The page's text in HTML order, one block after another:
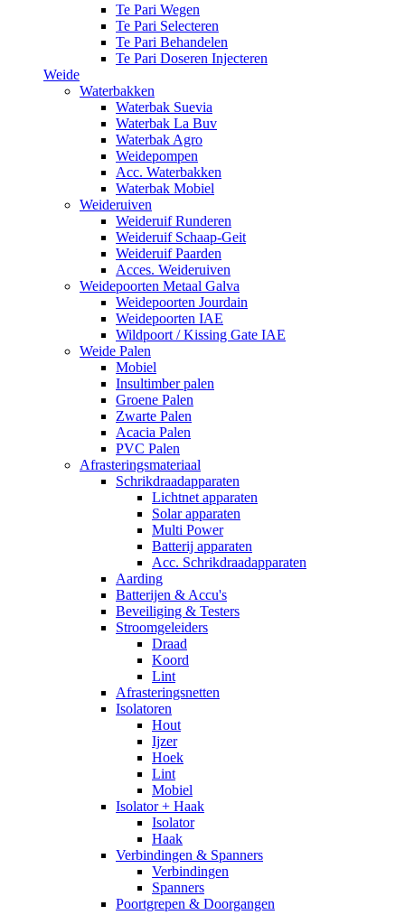
Te Pari Wegen
Te Pari Selecteren
Te Pari Behandelen
Te Pari Doseren Injecteren
Weide
Waterbakken
Waterbak Suevia
Waterbak La Buv
Waterbak Agro
Weidepompen
Acc. Waterbakken
Waterbak Mobiel
Weideruiven
Weideruif Runderen
Weideruif Schaap-Geit
Weideruif Paarden
Acces. Weideruiven
Weidepoorten Metaal Galva
Weidepoorten Jourdain
Weidepoorten IAE
Wildpoort / Kissing Gate IAE
Weide Palen
Mobiel
Insultimber palen
Groene Palen
Zwarte Palen
Acacia Palen
PVC Palen
Afrasteringsmateriaal
Schrikdraadapparaten
Lichtnet apparaten
Solar apparaten
Multi Power
Batterij apparaten
Acc. Schrikdraadapparaten
Aarding
Batterijen & Accu's
Beveiliging & Testers
Stroomgeleiders
Draad
Koord
Lint
Afrasteringsnetten
Isolatoren
Hout
Ijzer
Hoek
Lint
Mobiel
Isolator + Haak
Isolator
Haak
Verbindingen & Spanners
Verbindingen
Spanners
Poortgrepen & Doorgangen